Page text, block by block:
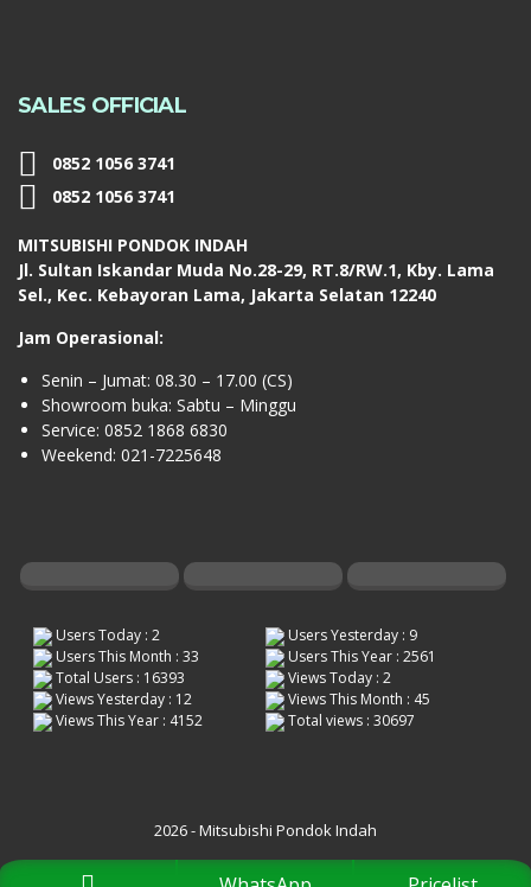
SALES OFFICIAL
0852 1056 3741
0852 1056 3741
MITSUBISHI PONDOK INDAH
Jl. Sultan Iskandar Muda No.28-29, RT.8/RW.1, Kby. Lama
Sel., Kec. Kebayoran Lama, Jakarta Selatan 12240
Jam Operasional:
Senin – Jumat: 08.30 – 17.00 (CS)
Showroom buka: Sabtu – Minggu
Service: 0852 1868 6830
Weekend: 021-7225648
Users Today : 2
Users Yesterday : 9
Users This Month : 33
Users This Year : 2561
Total Users : 16393
Views Today : 2
Views Yesterday : 12
Views This Month : 45
Views This Year : 4152
Total views : 30697
2026 - Mitsubishi Pondok Indah